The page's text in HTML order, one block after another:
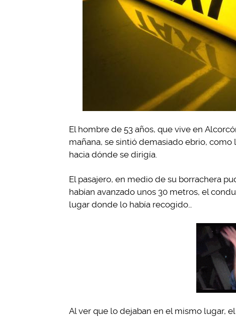
El hombre de 53 años, que vive en
mañana, se sintió demasiado ebrio,
hacia dónde se dirigía.
El pasajero, en medio de su borrachera
habían avanzado unos 30 metros, el
lugar donde lo había recogido…
Al ver que lo dejaban en el mismo lugar,